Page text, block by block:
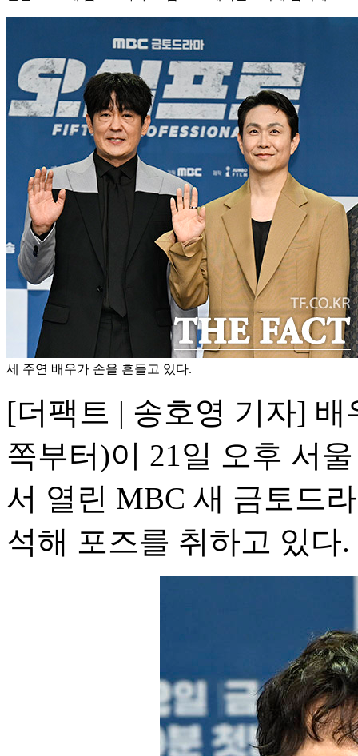
세 주연 배우가 손을 흔들고 있다.
[더팩트 | 송호영 기자]
쪽부터)이 21일 오후 서
서 열린 MBC 새 금토드
석해 포즈를 취하고 있다.